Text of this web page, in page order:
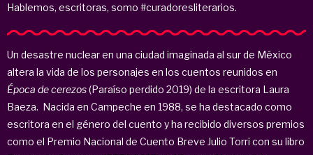
Hablemos, escritoras, somo #curadoresliterarios.
Un desastre nuclear en una ciudad imaginada al sur de México
altera la vida de los personajes en los cuentos reunidos en
Época de cerezos(Paraíso perdido 2019) de la escritora Laura
Baeza. Nacida en Campeche en 1988, se ha destacado como
escritora en el género del cuento y ha recibido diversos premios
como el Premio Nacional de Cuento Breve Julio Torri con su libro